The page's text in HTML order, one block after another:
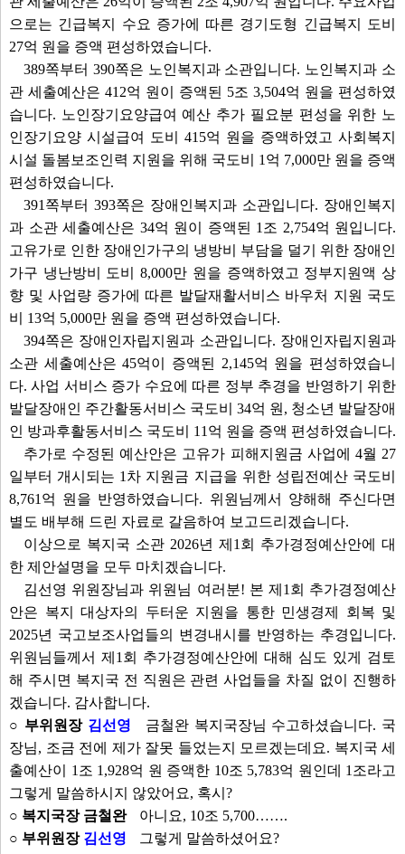
으로는 긴급복지 수요 증가에 따른 경기도형 긴급복지 도비
27억 원을 증액 편성하였습니다.
389쪽부터 390쪽은 노인복지과 소관입니다. 노인복지과 소
관 세출예산은 412억 원이 증액된 5조 3,504억 원을 편성하였
습니다. 노인장기요양급여 예산 추가 필요분 편성을 위한 노
인장기요양 시설급여 도비 415억 원을 증액하였고 사회복지
시설 돌봄보조인력 지원을 위해 국도비 1억 7,000만 원을 증액
편성하였습니다.
391쪽부터 393쪽은 장애인복지과 소관입니다. 장애인복지
과 소관 세출예산은 34억 원이 증액된 1조 2,754억 원입니다.
고유가로 인한 장애인가구의 냉방비 부담을 덜기 위한 장애인
가구 냉난방비 도비 8,000만 원을 증액하였고 정부지원액 상
향 및 사업량 증가에 따른 발달재활서비스 바우처 지원 국도
비 13억 5,000만 원을 증액 편성하였습니다.
394쪽은 장애인자립지원과 소관입니다. 장애인자립지원과
소관 세출예산은 45억이 증액된 2,145억 원을 편성하였습니
다. 사업 서비스 증가 수요에 따른 정부 추경을 반영하기 위한
발달장애인 주간활동서비스 국도비 34억 원, 청소년 발달장애
인 방과후활동서비스 국도비 11억 원을 증액 편성하였습니다.
추가로 수정된 예산안은 고유가 피해지원금 사업에 4월 27
일부터 개시되는 1차 지원금 지급을 위한 성립전예산 국도비
8,761억 원을 반영하였습니다. 위원님께서 양해해 주신다면
별도 배부해 드린 자료로 갈음하여 보고드리겠습니다.
이상으로 복지국 소관 2026년 제1회 추가경정예산안에 대
한 제안설명을 모두 마치겠습니다.
김선영 위원장님과 위원님 여러분! 본 제1회 추가경정예산
안은 복지 대상자의 두터운 지원을 통한 민생경제 회복 및
2025년 국고보조사업들의 변경내시를 반영하는 추경입니다.
위원님들께서 제1회 추가경정예산안에 대해 심도 있게 검토
해 주시면 복지국 전 직원은 관련 사업들을 차질 없이 진행하
겠습니다. 감사합니다.
○ 부위원장 김선영
금철완 복지국장님 수고하셨습니다. 국
장님, 조금 전에 제가 잘못 들었는지 모르겠는데요. 복지국 세
출예산이 1조 1,928억 원 증액한 10조 5,783억 원인데 1조라고
그렇게 말씀하시지 않았어요, 혹시?
○ 복지국장 금철완
아니요, 10조 5,700…….
○ 부위원장 김선영
그렇게 말씀하셨어요?